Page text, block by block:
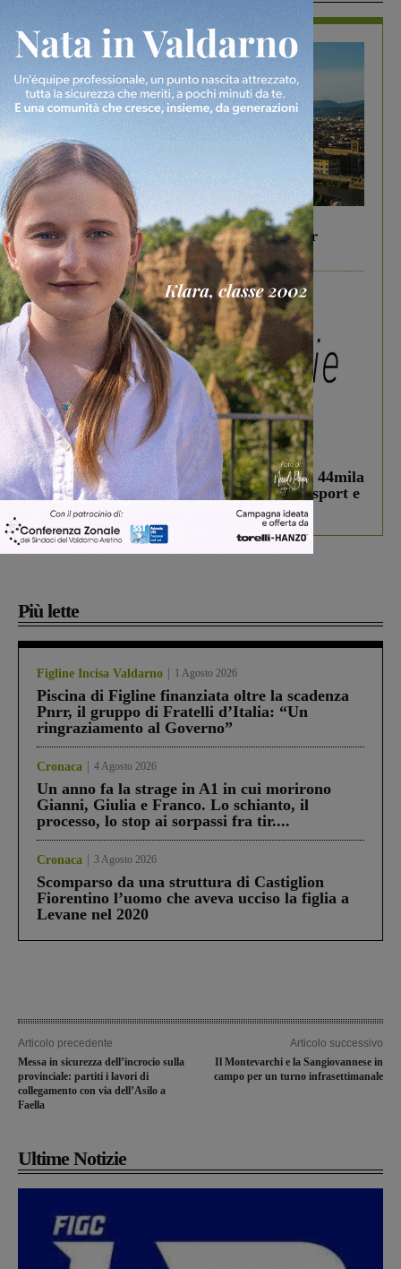
In vetrina 6 Agosto 2026
Gita di famiglia a Firenze: 5 idee per far
divertire i tuoi figli
In vetrina 3 Agosto 2026
Estra Notizie agosto: Smart Cities, oltre 44mila
studenti coinvolti, torna il bando per lo sport e
debutta il podcast Estrair
Più lette
Figline Incisa Valdarno 1 Agosto 2026
Piscina di Figline finanziata oltre la scadenza
Pnrr, il gruppo di Fratelli d’Italia: “Un
ringraziamento al Governo”
Cronaca 4 Agosto 2026
Un anno fa la strage in A1 in cui morirono
Gianni, Giulia e Franco. Lo schianto, il
processo, lo stop ai sorpassi fra tir....
Cronaca 3 Agosto 2026
Scomparso da una struttura di Castiglion
Fiorentino l’uomo che aveva ucciso la figlia a
Levane nel 2020
Articolo precedente
Messa in sicurezza dell’incrocio sulla
provinciale: partiti i lavori di
collegamento con via dell’Asilo a
Faella
Articolo successivo
Il Montevarchi e la Sangiovannese in
campo per un turno infrasettimanale
Ultime Notizie